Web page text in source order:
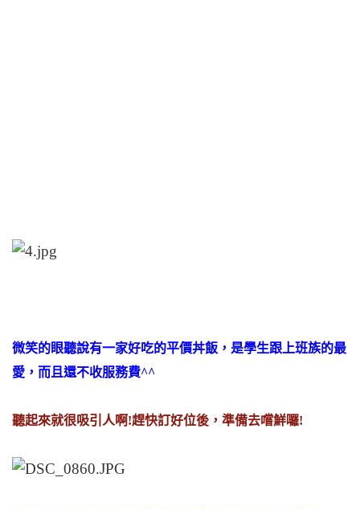
微笑的眼聽說有一家好吃的平價丼飯，是學生跟上班族的最
愛，而且還不收服務費^^
聽起來就很吸引人啊!趕快訂好位後，準備去嚐鮮囉!